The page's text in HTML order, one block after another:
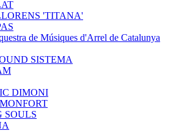
'TITANA'
de Músiques d'Arrel de Catalunya
SISTEMA
DIMONI
SOULS